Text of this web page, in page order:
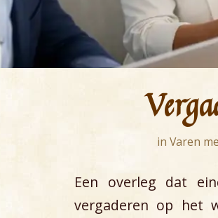
in Varen
Een overleg dat
vergaderen op het